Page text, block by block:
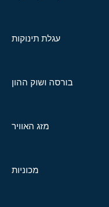
עגלת תינוקות
בורסה ושוק ההון
מזג האוויר
מכוניות